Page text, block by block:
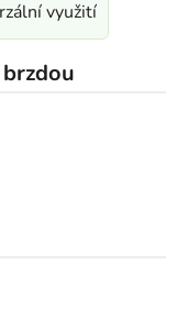
využití